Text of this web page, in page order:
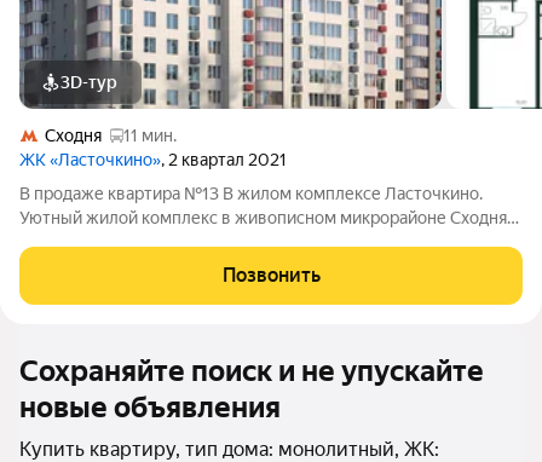
3D-тур
Сходня
11 мин.
ЖК «Ласточкино», 2 квартал 2021
В продаже квартира №13 В жилом комплексе Ласточкино.
Уютный жилой комплекс в живописном микрорайоне Сходня
Проект сочетает в себе гармонию природы и современные
городские удобства, создавая идеальное
Позвонить
Сохраняйте поиск и не упускайте
новые объявления
Купить квартиру, тип дома: монолитный, ЖК: